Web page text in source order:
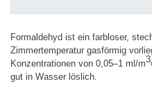
Formaldehyd ist ein farbloser,
Zimmertemperatur gasförmig
Konzentrationen von 0,05–1 ml/m3
gut in Wasser löslich.